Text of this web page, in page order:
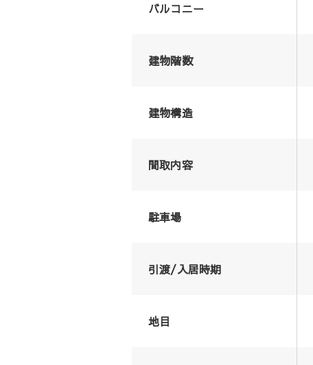
バルコニー
建物階数
建物構造
間取内容
駐車場
引渡/入居時期
地目